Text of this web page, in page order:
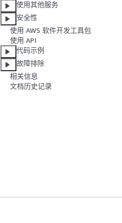
使用其他服务
安全性
使用 AWS 软件开发工具包
使用 API
代码示例
故障排除
相关信息
文档历史记录